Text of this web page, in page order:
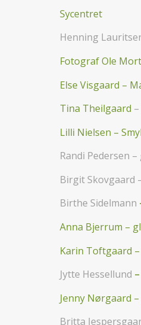
Sycentret
Henning
Fotograf Ole
Else Visgaard –
Tina Theilgaard
Lilli Nielsen –
Randi Pedersen
Birgit Skovgaard
Birthe Sidelmann
Anna Bjerrum –
Karin Toftgaard
Jytte Hessellund –
Jenny Nørgaard
Britta